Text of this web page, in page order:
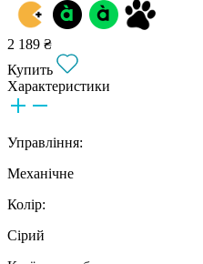
2 189 ₴
Купить
Характеристики
Управління:
Механічне
Колір:
Сірий